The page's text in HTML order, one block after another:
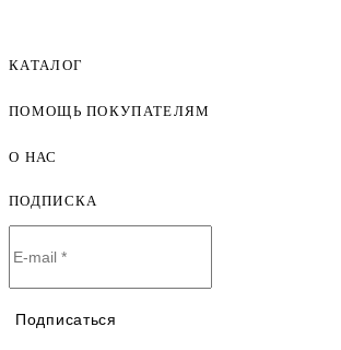
КАТАЛОГ
Женская одежда оптом
Мужская одежда оптом
ПОМОЩЬ ПОКУПАТЕЛЯМ
Оплата и доставка
Договор-оферта
Условия сотрудничества
О НАС
Lookbook
ПОДПИСКА
Подписаться